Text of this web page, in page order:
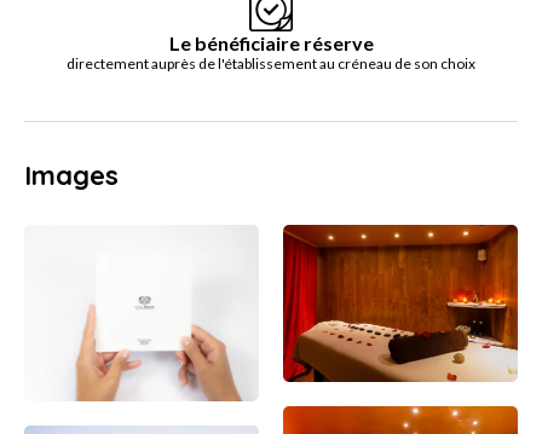
Le bénéficiaire réserve
directement auprès de l'établissement au créneau de son choix
Images